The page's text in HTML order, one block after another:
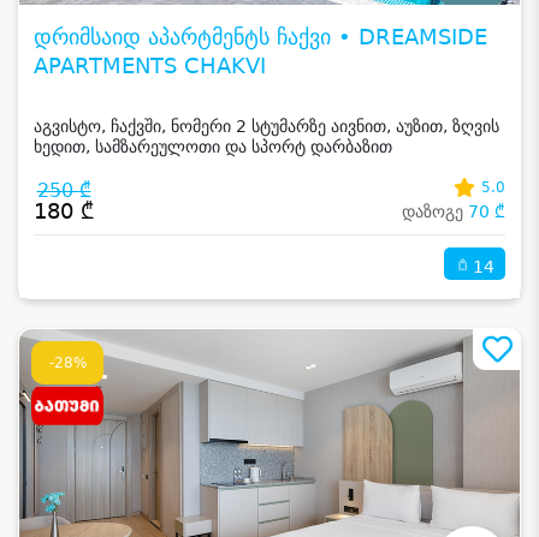
დრიმსაიდ აპარტმენტს ჩაქვი • DREAMSIDE
APARTMENTS CHAKVI
აგვისტო, ჩაქვში, ნომერი 2 სტუმარზე აივნით, აუზით, ზღვის
ხედით, სამზარეულოთი და სპორტ დარბაზით
250 ₾
180 ₾
5.0
დაზოგე 70 ₾
14
-28%